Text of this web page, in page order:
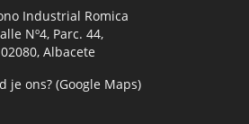
Industrial Romica
Nº4, Parc. 44,
02080, Albacete
je ons? (Google Maps)